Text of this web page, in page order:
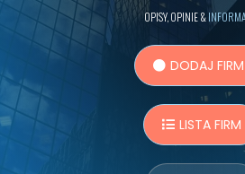
OPISY, OPINIE &
DODAJ
LISTA FIRM